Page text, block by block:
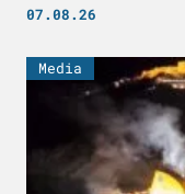
07.08.26
Media